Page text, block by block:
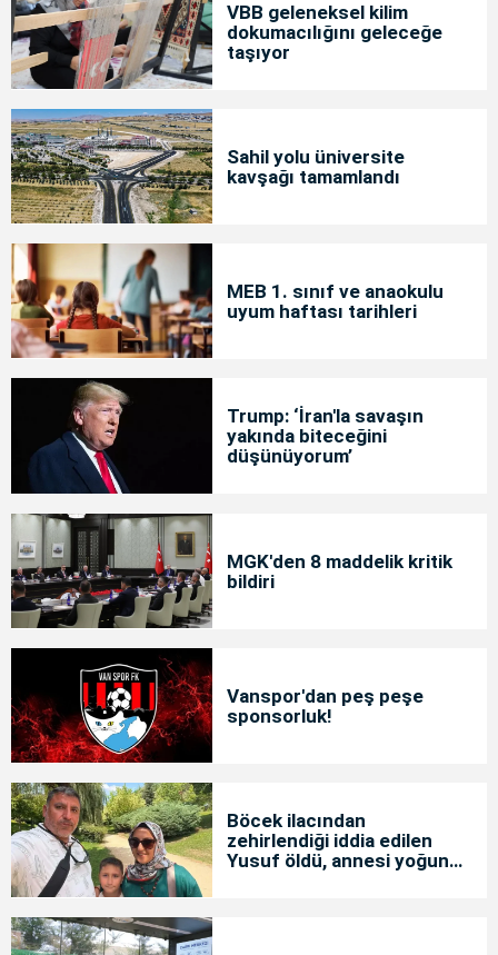
VBB geleneksel kilim
dokumacılığını geleceğe
taşıyor
Sahil yolu üniversite
kavşağı tamamlandı
MEB 1. sınıf ve anaokulu
uyum haftası tarihleri
Trump: ‘İran'la savaşın
yakında biteceğini
düşünüyorum’
MGK'den 8 maddelik kritik
bildiri
Vanspor'dan peş peşe
sponsorluk!
Böcek ilacından
zehirlendiği iddia edilen
Yusuf öldü, annesi yoğun